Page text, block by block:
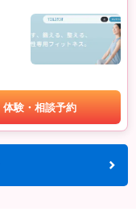
体験・相談予約